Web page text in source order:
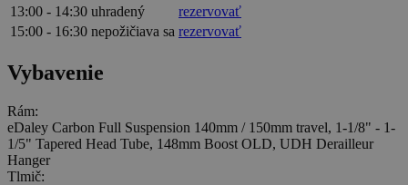
13:00 - 14:30 uhradený
rezervovať
15:00 - 16:30 nepožičiava sa rezervovať
Vybavenie
Rám:
eDaley Carbon Full Suspension 140mm / 150mm travel, 1-1/8" - 1-
1/5" Tapered Head Tube, 148mm Boost OLD, UDH Derailleur
Hanger
Tlmič: